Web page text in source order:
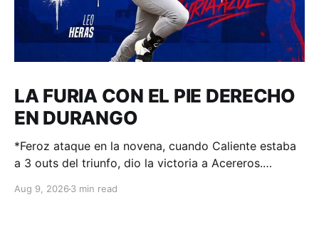
LA FURIA CON EL PIE DERECHO
EN DURANGO
*Feroz ataque en la novena, cuando Caliente estaba
a 3 outs del triunfo, dio la victoria a Acereros.
del triunfo estaba Durango cuando inició la 9na alta,
Aug 9, 2026 3 min read